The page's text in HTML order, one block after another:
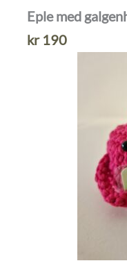
Eple med
kr190